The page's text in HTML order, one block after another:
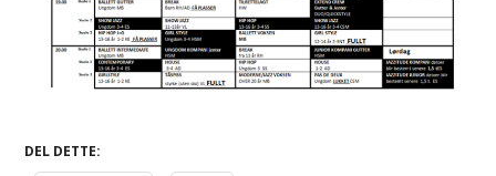
DEL DETTE: